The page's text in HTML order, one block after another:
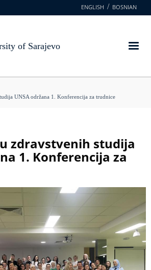
ENGLISH BOSNIAN
of Sarajevo
UNSA održana 1. Konferencija za trudnice
zdravstvenih studija
1. Konferencija za